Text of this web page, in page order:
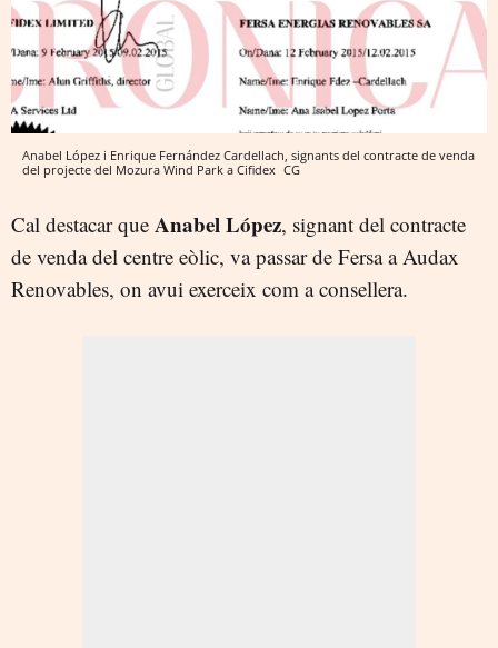
Anabel López i Enrique Fernández Cardellach, signants del contracte de venda
del projecte del Mozura Wind Park a Cifidex CG
Cal destacar que Anabel López, signant del contracte
de venda del centre eòlic, va passar de Fersa a Audax
Renovables, on avui exerceix com a consellera.